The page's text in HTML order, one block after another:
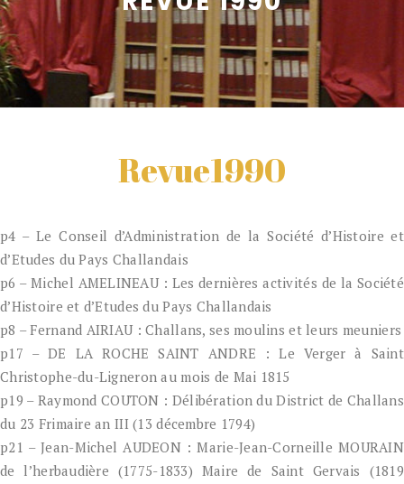
Revue1990
p4 – Le Conseil d’Administration de la Société d’Histoire et
d’Etudes du Pays Challandais
p6 – Michel AMELINEAU : Les dernières activités de la Société
d’Histoire et d’Etudes du Pays Challandais
p8 – Fernand AIRIAU : Challans, ses moulins et leurs meuniers
p17 – DE LA ROCHE SAINT ANDRE : Le Verger à Saint
Christophe-du-Ligneron au mois de Mai 1815
p19 – Raymond COUTON : Délibération du District de Challans
du 23 Frimaire an III (13 décembre 1794)
p21 – Jean-Michel AUDEON : Marie-Jean-Corneille MOURAIN
de l’herbaudière (1775-1833) Maire de Saint Gervais (1819